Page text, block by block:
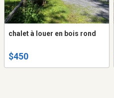
chalet à louer en bois rond
$450